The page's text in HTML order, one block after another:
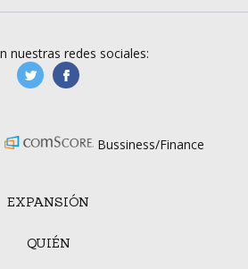
EXPANSIÓN
QUIÉN
nuestras redes sociales:
manufacturaGE
Bussiness/Finance